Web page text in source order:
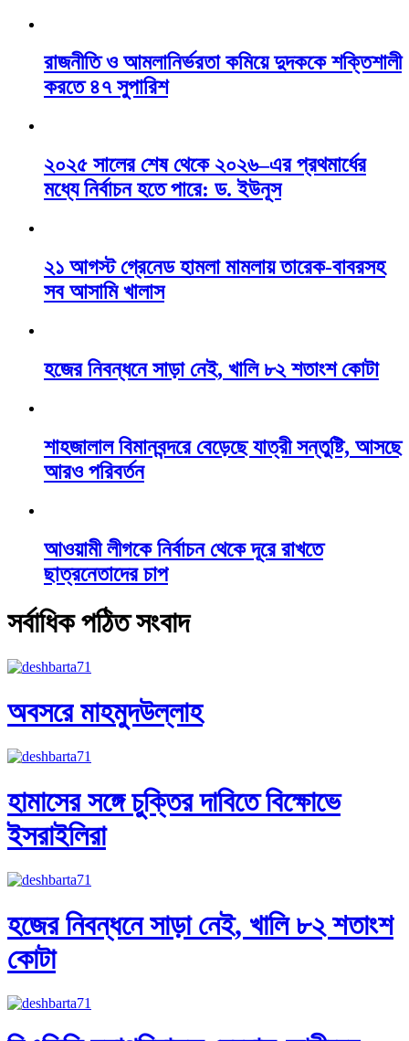
রাজনীতি ও আমলানির্ভরতা কমিয়ে দুদককে শক্তিশালী
করতে ৪৭ সুপারিশ
২০২৫ সালের শেষ থেকে ২০২৬–এর প্রথমার্ধের
মধ্যে নির্বাচন হতে পারে: ড. ইউনূস
২১ আগস্ট গ্রেনেড হামলা মামলায় তারেক-বাবরসহ
সব আসামি খালাস
হজের নিবন্ধনে সাড়া নেই, খালি ৮২ শতাংশ কোটা
শাহজালাল বিমানবন্দরে বেড়েছে যাত্রী সন্তুষ্টি, আসছে
আরও পরিবর্তন
আওয়ামী লীগকে নির্বাচন থেকে দূরে রাখতে
ছাত্রনেতাদের চাপ
সর্বাধিক পঠিত সংবাদ
অবসরে মাহমুদউল্লাহ
হামাসের সঙ্গে চুক্তির দাবিতে বিক্ষোভে
ইসরাইলিরা
হজের নিবন্ধনে সাড়া নেই, খালি ৮২ শতাংশ
কোটা